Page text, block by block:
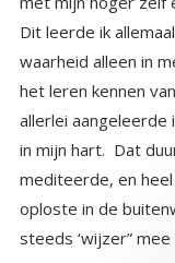
Dit leerde ik
waarheid alleen in
het leren kennen van
allerlei aangeleerde
in mijn hart. Dat
mediteerde, en heel
oploste in de
steeds ‘wijzer”